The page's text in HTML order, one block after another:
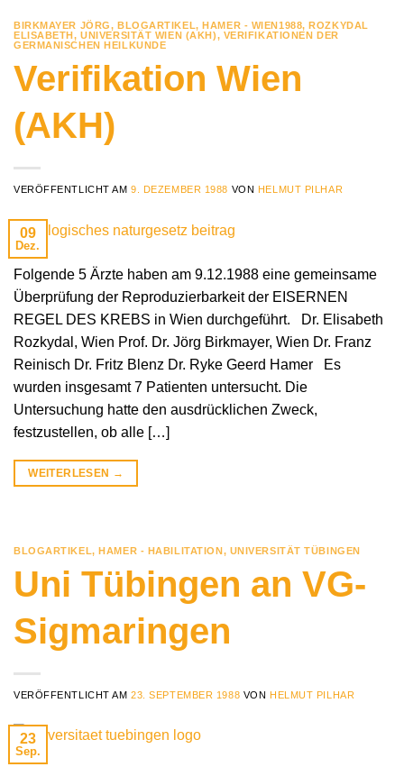
BIRKMAYER JÖRG, BLOGARTIKEL,HAMER - WIEN1988,ROZKYDAL
ELISABETH,UNIVERSITÄT WIEN (AKH), VERIFIKATIONEN DER
GERMANISCHEN HEILKUNDE
Verifikation Wien
(AKH)
VERÖFFENTLICHT AM9. DEZEMBER 1988 VON HELMUT PILHAR
09
Dez.
Folgende 5 Ärzte haben am 9.12.1988 eine gemeinsame
Überprüfung der Reproduzierbarkeit der EISERNEN
REGEL DES KREBS in Wien durchgeführt. Dr. Elisabeth
Rozkydal, Wien Prof. Dr. Jörg Birkmayer, Wien Dr. Franz
Reinisch Dr. Fritz Blenz Dr. Ryke Geerd Hamer Es
wurden insgesamt 7 Patienten untersucht. Die
Untersuchung hatte den ausdrücklichen Zweck,
festzustellen, ob alle […]
WEITERLESEN →
BLOGARTIKEL,HAMER - HABILITATION, UNIVERSITÄT TÜBINGEN
Uni Tübingen an VG-
Sigmaringen
VERÖFFENTLICHT AM23. SEPTEMBER 1988 VON HELMUT PILHAR
23
Sep.